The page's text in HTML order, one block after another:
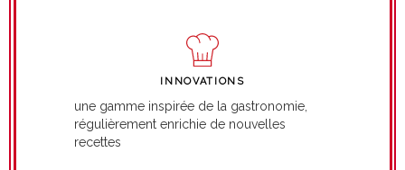
INNOVATIONS
une gamme inspirée de la gastronomie,
régulièrement enrichie de nouvelles
recettes